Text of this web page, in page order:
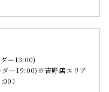
ー13:00)
ダー19:00)※吉野店エリア
）